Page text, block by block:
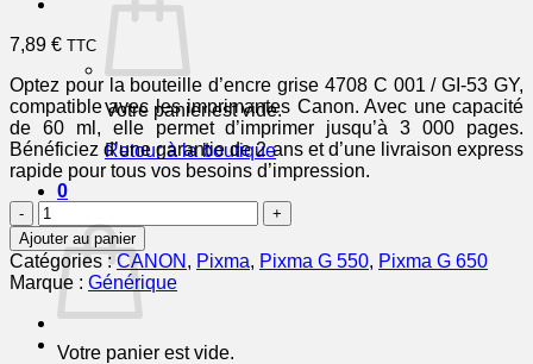
Votre panier est vide.
Retour à la boutique
0
Votre panier est vide.
7,89 € TTC
Optez pour la bouteille d’encre grise 4708 C 001 / GI-53 GY,
compatible avec les imprimantes Canon. Avec une capacité
de 60 ml, elle permet d’imprimer jusqu’à 3 000 pages.
Bénéficiez d’une garantie de 2 ans et d’une livraison express
rapide pour tous vos besoins d’impression.
quantité
de
4708C001
/
GI-
53
GY
Ajouter au panier
Catégories :CANON , Pixma, Pixma G 550, Pixma G 650
Marque : Générique